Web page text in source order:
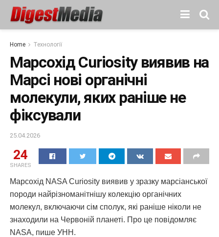
Home Технології
Марсохід Curiosity виявив на
Марсі нові органічні
молекули, яких раніше не
фіксували
25.04.2026
24
SHARES
Марсохід NASA Curiosity виявив у зразку марсіанської
породи найрізноманітнішу колекцію органічних
молекул, включаючи сім сполук, які раніше ніколи не
знаходили на Червоній планеті. Про це повідомляє
NASA, пише УНН.